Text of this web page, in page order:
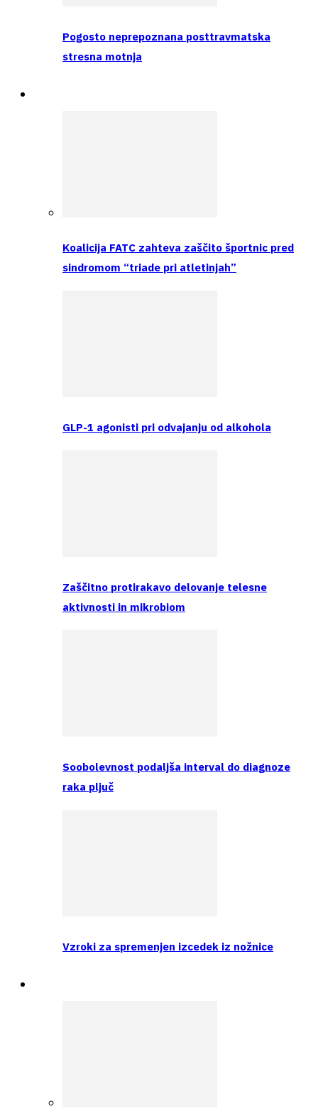
Pogosto neprepoznana posttravmatska
stresna motnja
Koalicija FATC zahteva zaščito športnic pred
sindromom “triade pri atletinjah”
GLP-1 agonisti pri odvajanju od alkohola
Zaščitno protirakavo delovanje telesne
aktivnosti in mikrobiom
Soobolevnost podaljša interval do diagnoze
raka pljuč
Vzroki za spremenjen izcedek iz nožnice